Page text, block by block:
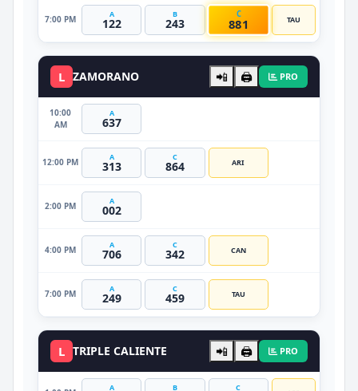
7:00 PM A
122
B
243
C
881 TAU
L ZAMORANO 📲 🖨️ PRO
10:00
AM
A
637
12:00 PM A
313
C
864 ARI
2:00 PM A
002
4:00 PM A
706
C
342 CAN
7:00 PM A
249
C
459 TAU
L TRIPLE CALIENTE 📲 🖨️ PRO
A B C